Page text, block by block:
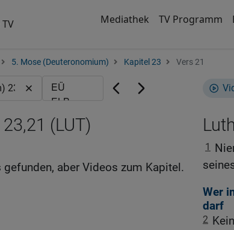
Mediathek TV Programm
5. Mose (Deuteronomium) Kapitel 23 Vers 21
1
Wer
darf
2
(LUT)
aber Videos zum Kapitel.